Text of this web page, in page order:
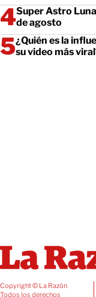
Super Astro
de agosto
¿Quién es la
su video más
Copyright © La Razón
Todos los derechos